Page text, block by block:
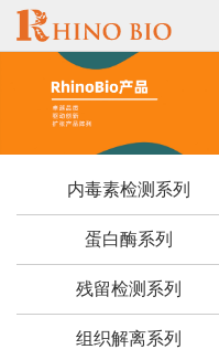
内毒素检测系列
蛋白酶系列
残留检测系列
组织解离系列